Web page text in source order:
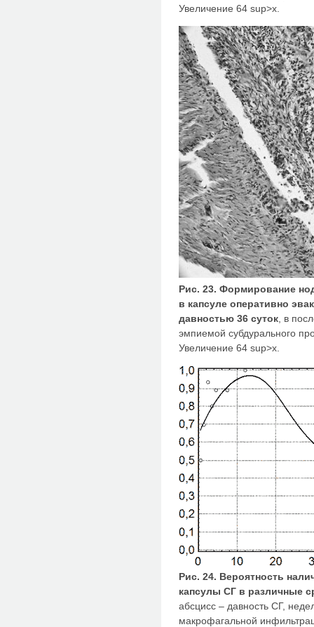
Увеличение 64 sup>х.
Рис. 23. Формирование
в капсуле оперативно
давностью 36 суток, в
эмпиемой субдурального
Увеличение 64 sup>х.
Рис. 24. Вероятность
капсулы СГ в различные
абсцисс – давность СГ,
макрофагальной